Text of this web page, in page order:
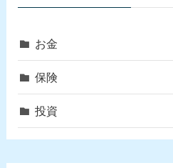
お金
保険
投資